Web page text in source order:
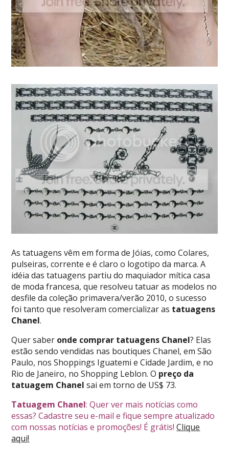
As tatuagens vêm em forma de Jóias, como Colares,
pulseiras, corrente e é claro o logotipo da marca. A
idéia das tatuagens partiu do maquiador mítica casa
de moda francesa, que resolveu tatuar as modelos no
desfile da coleção primavera/verão 2010, o sucesso
foi tanto que resolveram comercializar as tatuagens
Chanel.
Quer saber onde comprar tatuagens Chanel? Elas
estão sendo vendidas nas boutiques Chanel, em São
Paulo, nos Shoppings Iguatemi e Cidade Jardim, e no
Rio de Janeiro, no Shopping Leblon. O preço da
tatuagem Chanel sai em torno de US$ 73.
Tatuagem Chanel: Quer ver mais notícias como
essas? Cadastre seu e-mail e fique sempre atualizado
com nossas notícias e promoções! É grátis!Clique
aqui!